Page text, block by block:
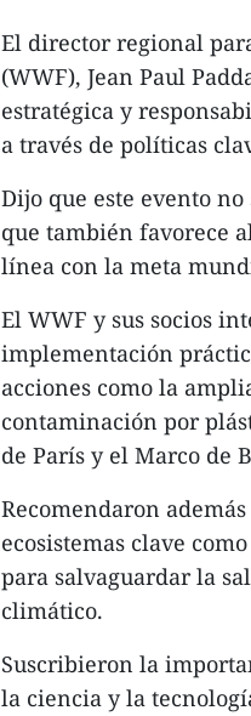
El director regional
(WWF), Jean Paul
estratégica y
a través de políticas
Dijo que este evento
que también favorece
línea con la meta
El WWF y sus socios
implementación
acciones como la
contaminación por
de París y el Marco de
Recomendaron
ecosistemas clave
para salvaguardar la
climático.
Suscribieron la
la ciencia y la